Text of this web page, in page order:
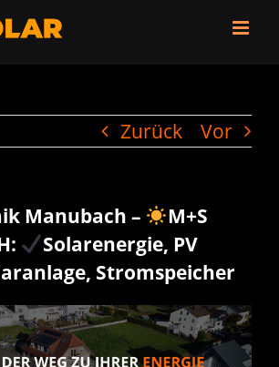
Zurück Vor
Manubach –
M+S
Solarenergie, PV
Stromspeicher